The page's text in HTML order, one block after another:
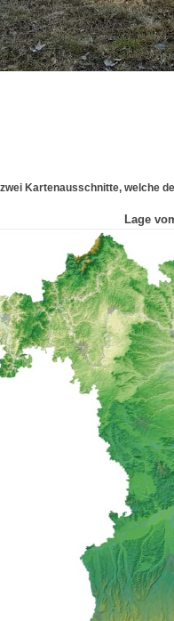
Kartenausschnitte, welche
Lage